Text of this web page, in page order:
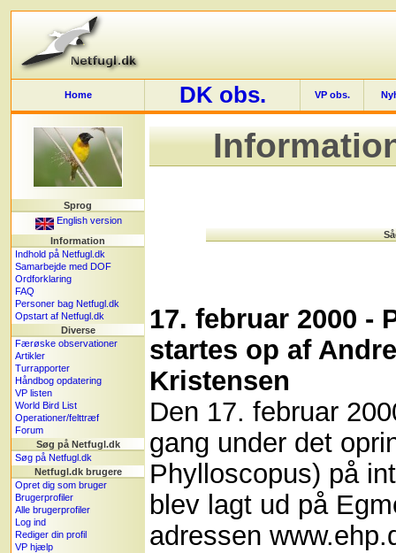
Home DK obs. VP obs.
Sprog
English version
Information
Indhold på Netfugl.dk
Samarbejde med DOF
Ordforklaring
FAQ
Personer bag Netfugl.dk
Opstart af Netfugl.dk
Diverse
Færøske observationer
Artikler
Turrapporter
Håndbog opdatering
VP listen
World Bird List
Operationer/felttræf
Forum
Søg på Netfugl.dk
Søg på Netfugl.dk
Netfugl.dk brugere
Opret dig som bruger
Brugerprofiler
Alle brugerprofiler
Log ind
Rediger din profil
VP hjælp
17. februar 2000 -
startes op af
Kristensen
Den 17. februar
gang under det
Phylloscopus) på
blev lagt ud på
adressen